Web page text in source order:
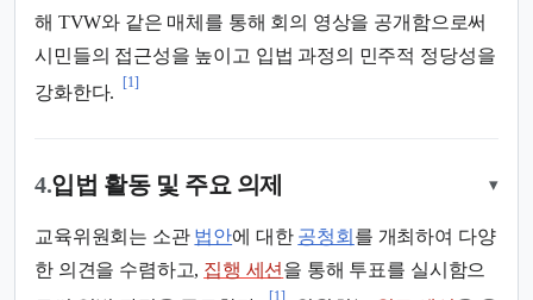
해 TVW와 같은 매체를 통해 회의 영상을 공개함으로써
시민들의 접근성을 높이고 입법 과정의 민주적 정당성을
강화한다.
[1]
4.입법 활동 및 주요 의제 ▾
교육위원회는 소관 법안에 대한 공청회 를 개최하여 다양
한 의견을 수렴하고, 집행 세션 을 통해 투표를 실시함으
[1]